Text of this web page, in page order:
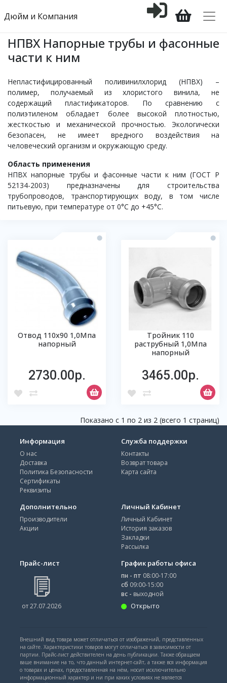
Дюйм и Компания
НПВХ Напорные трубы и фасонные
части к ним
Непластифицированный поливинилхлорид (НПВХ) –
полимер, получаемый из хлористого винила, не
содержащий пластификаторов. По сравнению с
полиэтиленом обладает более высокой плотностью,
жесткостью и механической прочностью. Экологически
безопасен, не имеет вредного воздействия на
человеческий организм и окружающую среду.
Область применения
НПВХ напорные трубы и фасонные части к ним (ГОСТ Р
52134-2003) предназначены для строительства
трубопроводов, транспортирующих воду, в том числе
питьевую, при температуре от 0°С до +45°С.
Отвод 110х90 1,0Мпа
напорный
2730.00р.
Тройник 110
раструбный 1,0Мпа
напорный
3465.00р.
Показано с 1 по 2 из 2 (всего 1 страниц)
Информация
О нас
Доставка
Политика Безопасности
Сертификаты
Реквизиты
Служба поддержки
Контакты
Возврат товара
Карта сайта
Дополнительно
Производители
Акции
Личный Кабинет
Личный Кабинет
История заказов
Закладки
Рассылка
Прайс-лист
от 27.07.2026
График работы офиса
пн - пт 08:00-17:00
сб 09:00-15:00
вс - выходной
Открыто
Внешний вид товара может отличаться от изображений, представленных
на сайте. Характеристики товаров могут отличаться в зависимости от
партии. Прайс-лист действителен на день публикации. Также обращаем
ваше внимание на то, что данный интернет-сайт, а также вся информация
о товарах и ценах, предоставленная на нём, носит исключительно
информационный характер и ни при каких условиях не является